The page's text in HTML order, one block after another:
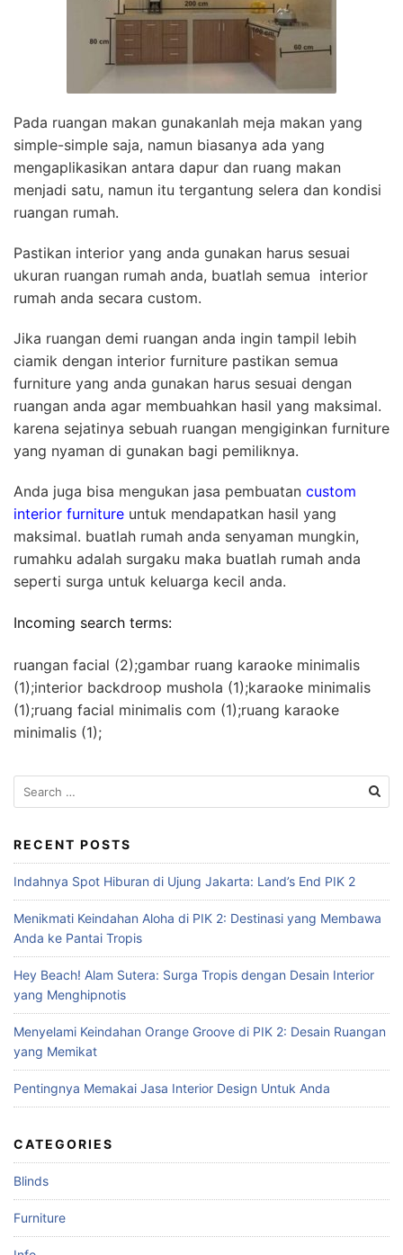
Pada ruangan makan gunakanlah meja makan yang
simple-simple saja, namun biasanya ada yang
mengaplikasikan antara dapur dan ruang makan
menjadi satu, namun itu tergantung selera dan kondisi
ruangan rumah.
Pastikan interior yang anda gunakan harus sesuai
ukuran ruangan rumah anda, buatlah semua interior
rumah anda secara custom.
Jika ruangan demi ruangan anda ingin tampil lebih
ciamik dengan interior furniture pastikan semua
furniture yang anda gunakan harus sesuai dengan
ruangan anda agar membuahkan hasil yang maksimal.
karena sejatinya sebuah ruangan mengiginkan furniture
yang nyaman di gunakan bagi pemiliknya.
Anda juga bisa mengukan jasa pembuatan custom
interior furniture untuk mendapatkan hasil yang
maksimal. buatlah rumah anda senyaman mungkin,
rumahku adalah surgaku maka buatlah rumah anda
seperti surga untuk keluarga kecil anda.
Incoming search terms:
ruangan facial (2);gambar ruang karaoke minimalis
(1);interior backdroop mushola (1);karaoke minimalis
(1);ruang facial minimalis com (1);ruang karaoke
minimalis (1);
e
r
c
h
f
o
r
RECENT POSTS
Indahnya Spot Hiburan di Ujung Jakarta: Land’s End PIK 2
Menikmati Keindahan Aloha di PIK 2: Destinasi yang Membawa
Anda ke Pantai Tropis
Hey Beach! Alam Sutera: Surga Tropis dengan Desain Interior
yang Menghipnotis
Menyelami Keindahan Orange Groove di PIK 2: Desain Ruangan
yang Memikat
Pentingnya Memakai Jasa Interior Design Untuk Anda
CATEGORIES
Blinds
Furniture